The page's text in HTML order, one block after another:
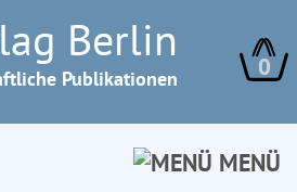
Berlin
Publikationen 0
MENÜ